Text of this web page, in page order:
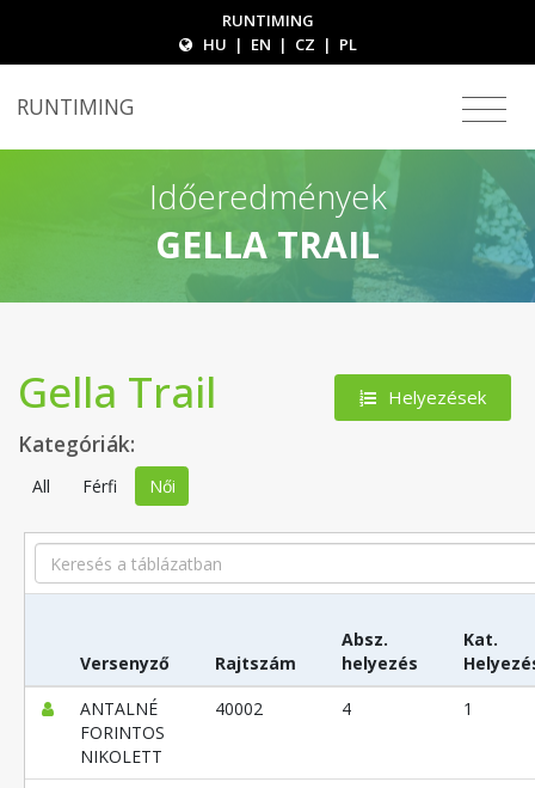
RUNTIMING
HU | EN | CZ | PL
RUNTIMING
Időeredmények
GELLA TRAIL
Helyezések
Gella Trail
Kategóriák:
All Férfi Női
Search
Versenyző Rajtszám
Absz.
helyezés
Kat.
ANTALNÉ
FORINTOS
NIKOLETT
40002 4 1